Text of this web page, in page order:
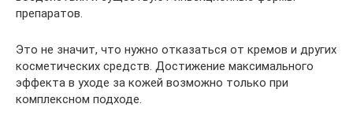
препаратов.
Это не значит, что нужно отказаться от кремов и других
косметических средств. Достижение максимального
эффекта в уходе за кожей возможно только при
комплексном подходе.